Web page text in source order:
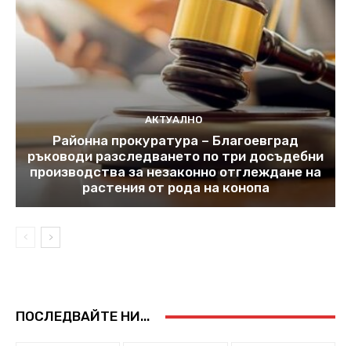
АКТУАЛНО
Районна прокуратура – Благоевград
ръководи разследването по три досъдебни
производства за незаконно отглеждане на
растения от рода на конопа
ПОСЛЕДВАЙТЕ НИ...